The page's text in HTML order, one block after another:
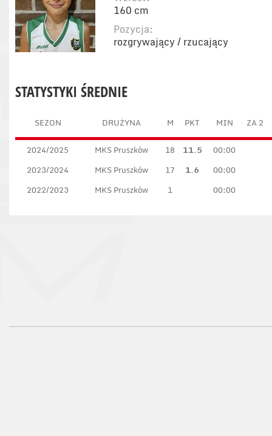
160 cm
Pozycja:
rozgrywający / rzucający
STATYSTYKI ŚREDNIE
SEZON DRUŻYNA M PKT MIN ZA 2
2024/2025 MKS Pruszków 18 11.5
00:00
2023/2024
MKS Pruszków 17 1.6
00:00
2022/2023
MKS Pruszków 1 00:00